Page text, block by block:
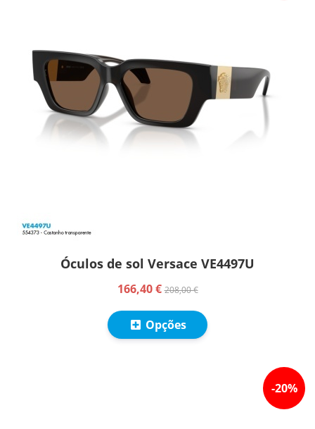
Óculos de sol Versace VE4497U
166,40 €208,00 €
Opções
-20%